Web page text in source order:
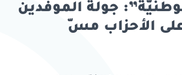
جولة الموفدين
على الأحزاب مسّ